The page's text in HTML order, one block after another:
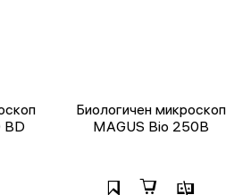
BD
Биологичен микроскоп
MAGUS Bio 250B